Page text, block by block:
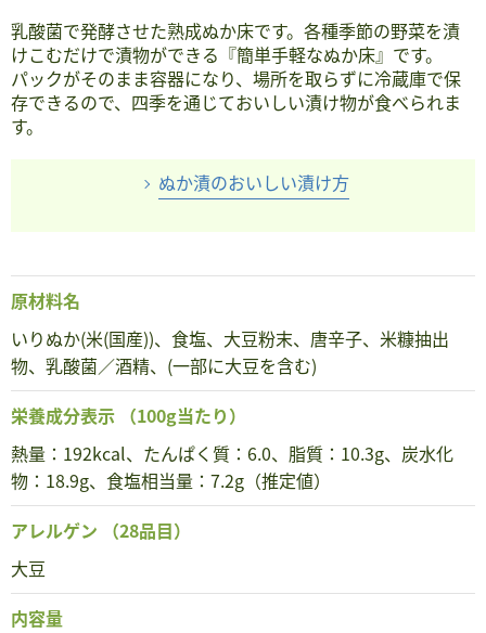
乳酸菌で発酵させた熟成ぬか床です。各種季節の野菜を漬
けこむだけで漬物ができる『簡単手軽なぬか床』です。
パックがそのまま容器になり、場所を取らずに冷蔵庫で保
存できるので、四季を通じておいしい漬け物が食べられま
す。
ぬか漬のおいしい漬け方
原材料名
いりぬか(米(国産))、食塩、大豆粉末、唐辛子、米糠抽出
物、乳酸菌／酒精、(一部に大豆を含む)
栄養成分表示 （100g当たり）
熱量：192kcal、たんぱく質：6.0、脂質：10.3g、炭水化
物：18.9g、食塩相当量：7.2g（推定値）
アレルゲン （28品目）
大豆
内容量